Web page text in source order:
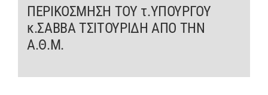
ΤΟ ΠΑΤΡΙΑΡΧΕΙΟ
ΠΕΡΙΚΟΣΜΗΣΗ ΤΟΥ τ.ΥΠΟΥΡΓΟΥ
κ.ΣΑΒΒΑ ΤΣΙΤΟΥΡΙΔΗ ΑΠΟ ΤΗΝ
Α.Θ.Μ.